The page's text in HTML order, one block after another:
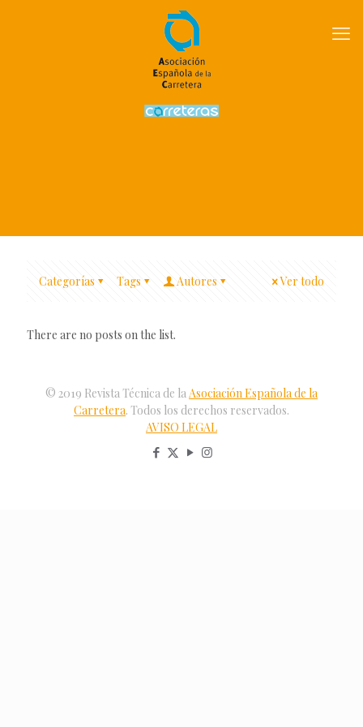
Categorías Tags Autores Ver todo
There are no posts on the list.
© 2019 Revista Técnica de laAsociación Española de la
Carretera. Todos los derechos reservados.
AVISO LEGAL